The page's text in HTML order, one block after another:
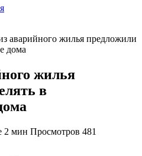
аварийного жилья предложили
дома
жилья
в
2 мин Просмотров 481